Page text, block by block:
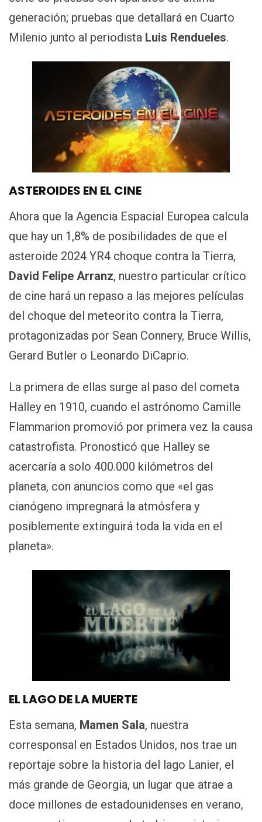
generación; pruebas que detallará en Cuarto
Milenio junto al periodista Luis Rendueles.
ASTEROIDES EN EL CINE
Ahora que la Agencia Espacial Europea calcula
que hay un 1,8% de posibilidades de que el
asteroide 2024 YR4 choque contra la Tierra,
David Felipe Arranz, nuestro particular crítico
de cine hará un repaso a las mejores películas
del choque del meteorito contra la Tierra,
protagonizadas por Sean Connery, Bruce Willis,
Gerard Butler o Leonardo DiCaprio.
La primera de ellas surge al paso del cometa
Halley en 1910, cuando el astrónomo Camille
Flammarion promovió por primera vez la causa
catastrofista. Pronosticó que Halley se
acercaría a solo 400.000 kilómetros del
planeta, con anuncios como que «el gas
cianógeno impregnará la atmósfera y
posiblemente extinguirá toda la vida en el
planeta».
EL LAGO DE LA MUERTE
Esta semana, Mamen Sala, nuestra
corresponsal en Estados Unidos, nos trae un
reportaje sobre la historia del lago Lanier, el
más grande de Georgia, un lugar que atrae a
doce millones de estadounidenses en verano,